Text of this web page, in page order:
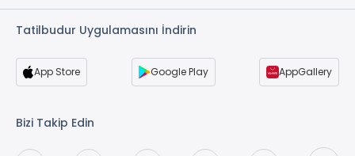
Tatilbudur Uygulamasını İndirin
App Store Google Play AppGallery
Bizi Takip Edin